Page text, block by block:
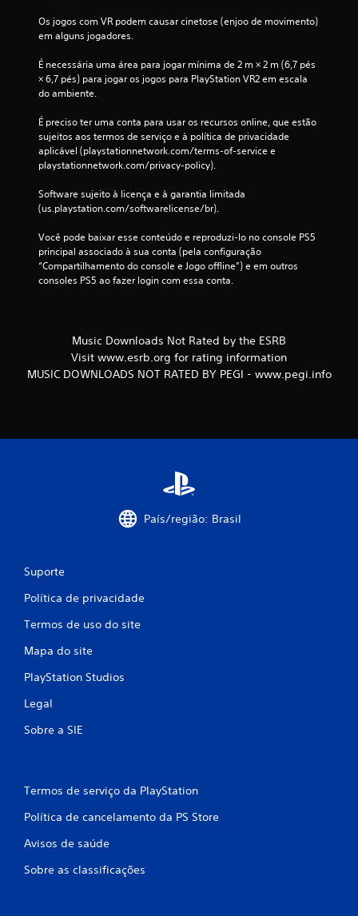
Os jogos com VR podem causar cinetose (enjoo de movimento)
em alguns jogadores.
É necessária uma área para jogar mínima de 2 m × 2 m (6,7 pés
× 6,7 pés) para jogar os jogos para PlayStation VR2 em escala
do ambiente.
É preciso ter uma conta para usar os recursos online, que estão
sujeitos aos termos de serviço e à política de privacidade
aplicável (playstationnetwork.com/terms-of-service e
playstationnetwork.com/privacy-policy).
Software sujeito à licença e à garantia limitada
(us.playstation.com/softwarelicense/br).
Você pode baixar esse conteúdo e reproduzi-lo no console PS5
principal associado à sua conta (pela configuração
“Compartilhamento do console e Jogo offline”) e em outros
consoles PS5 ao fazer login com essa conta.
Music Downloads Not Rated by the ESRB
Visit www.esrb.org for rating information
MUSIC DOWNLOADS NOT RATED BY PEGI - www.pegi.info
País/região: Brasil
Suporte
Política de privacidade
Termos de uso do site
Mapa do site
PlayStation Studios
Legal
Sobre a SIE
Termos de serviço da PlayStation
Política de cancelamento da PS Store
Avisos de saúde
Sobre as classificações